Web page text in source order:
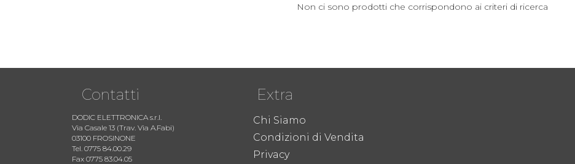
Non ci sono prodotti che corrispondono ai criteri di ricerca
Contatti
DODIC ELETTRONICA s.r.l.
Via Casale 13 (Trav. Via A.Fabi)
03100 FROSINONE
Tel. 0775 84.00.29
Fax 0775 83.04.05
Extra
Chi Siamo
Condizioni di Vendita
Privacy